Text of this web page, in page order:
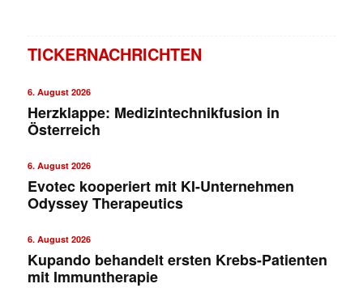
TICKERNACHRICHTEN
6. August 2026
Herzklappe: Medizintechnikfusion in
Österreich
6. August 2026
Evotec kooperiert mit KI-Unternehmen
Odyssey Therapeutics
6. August 2026
Kupando behandelt ersten Krebs-Patienten
mit Immuntherapie